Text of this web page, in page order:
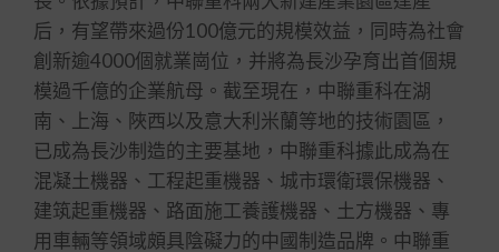
后，有望帶來過份100億元的規模效益，同時為社會
創新逾4000個就業崗位，并將為長沙孕育出首個規
模過千億的企業航母。截至現在，中聯重科在湖
南、上海、陜西以及意大利米蘭等地的技術園區，
已成為長沙制造的主要基地，中聯重科據此成為在
混凝土機器、工程起重機器、城市環衛環保機器、
建筑起重機器、路面施工養護機器、土方機器、專
用車輛等領域頗具陰礙力的中國制造品牌。中聯重